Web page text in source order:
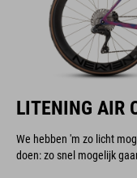
LITENING AIR
We hebben 'm zo licht
doen: zo snel mogelijk gaan